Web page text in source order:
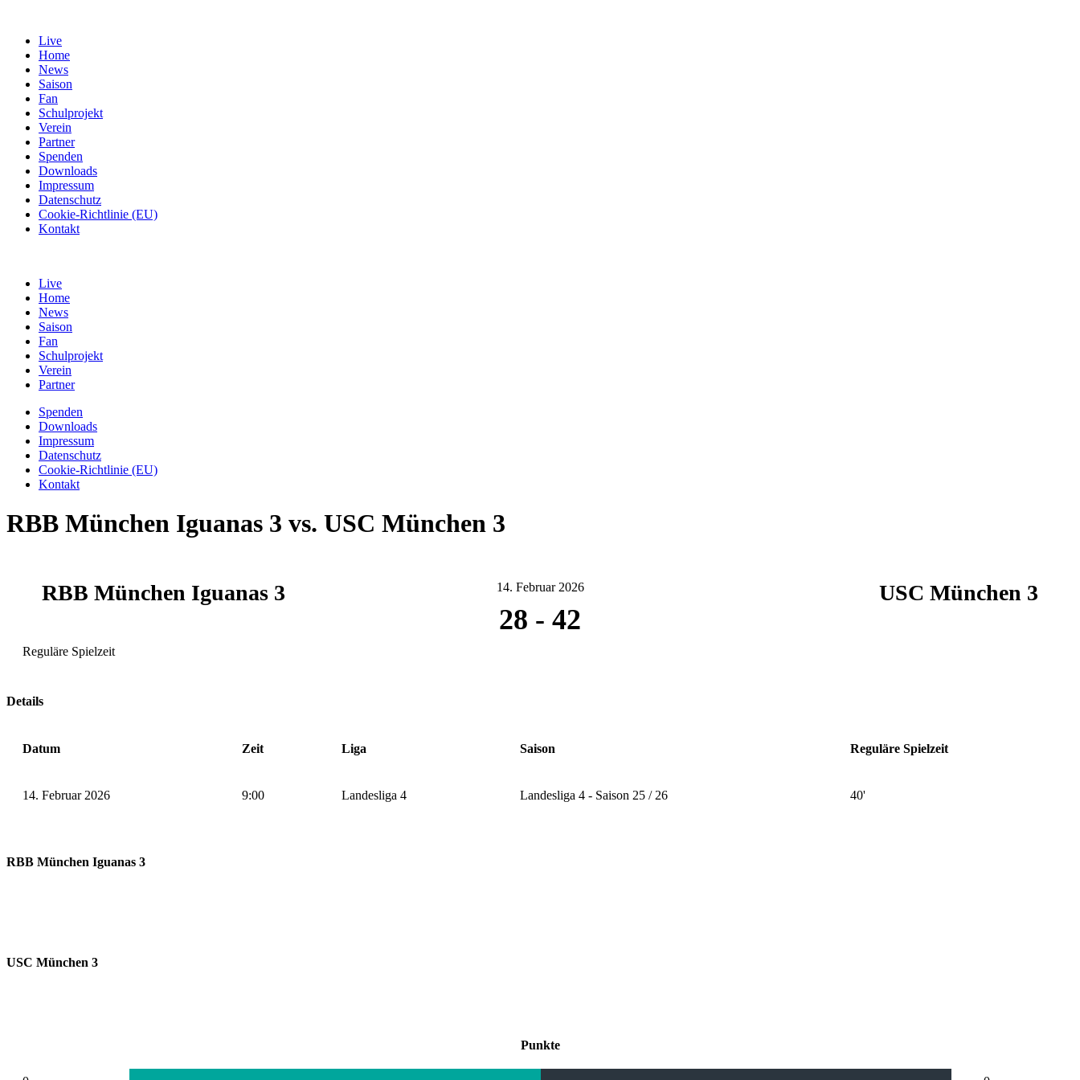
Live
Home
News
Saison
Fan
Schulprojekt
Verein
Partner
Spenden
Downloads
Impressum
Datenschutz
Cookie-Richtlinie (EU)
Kontakt
Live
Home
News
Saison
Fan
Schulprojekt
Verein
Partner
Spenden
Downloads
Impressum
Datenschutz
Cookie-Richtlinie (EU)
Kontakt
RBB München Iguanas 3 vs. USC München 3
RBB München Iguanas 3 USC München 3
14. Februar 2026
28 - 42
Reguläre Spielzeit
Details
Datum Zeit Liga Saison Reguläre Spielzeit
14. Februar 2026 9:00 Landesliga 4 Landesliga 4 - Saison 25 / 26 40'
RBB München Iguanas 3
USC München 3
Punkte